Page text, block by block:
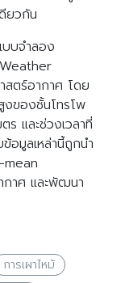
ยวกัน
บจำลอง
สตร์อากาศ โดย
งของชั้นโทรโพ
ร และช่วงเวลาที่
มูลเหล่านี้ถูกนำ
mean
กาศ และพัฒนา
การเผาไหม้